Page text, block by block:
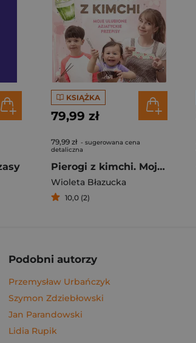
KSIĄŻKA
79,99 zł
79,99 zł - sugerowana cena
detaliczna
Pierogi z kimchi. Moje ulubione azjatyckie przepisy - książka z autografem
Wioleta Błazucka
10,0 (2)
Podobni autorzy
Przemysław Urbańczyk
Szymon Zdziebłowski
Jan Parandowski
Lidia Rupik